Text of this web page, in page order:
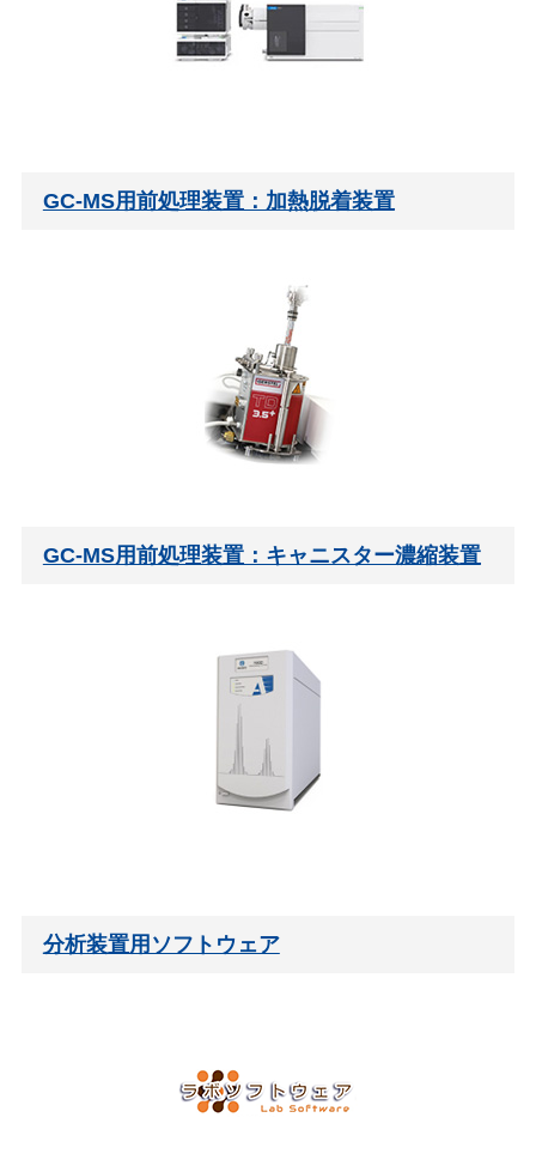
GC-MS用前処理装置：加熱脱着装置
GC-MS用前処理装置：キャニスター濃縮装置
分析装置用ソフトウェア